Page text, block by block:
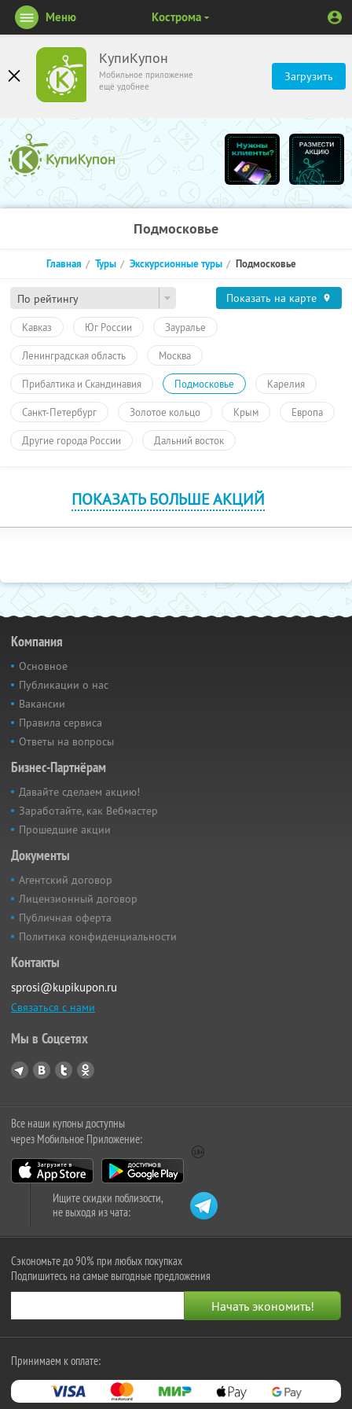
КупиКупон
Мобильное приложение
ещё удобнее
Загрузить
Меню Кострома
Подмосковье
По рейтингу
Главная Туры Экскурсионные туры Подмосковье
Показать на карте
Кавказ Юг России Зауралье
Ленинградская область Москва
Прибалтика и Скандинавия Подмосковье Карелия
Санкт-Петербург Золотое кольцо Крым Европа
Другие города России Дальний восток
ПОКАЗАТЬ БОЛЬШЕ АКЦИЙ
Компания
Основное
Публикации о нас
Вакансии
Правила сервиса
Ответы на вопросы
Бизнес-Партнёрам
Давайте сделаем акцию!
Заработайте, как Вебмастер
Прошедшие акции
Документы
Агентский договор
Лицензионный договор
Публичная оферта
Политика конфиденциальности
Контакты
sprosi@kupikupon.ru
Связаться с нами
Мы в Соцсетях
Все наши купоны доступны
через Мобильное Приложение:
Ищите скидки поблизости,
не выходя из чата:
Сэкономьте до 90% при любых покупках
Подпишитесь на самые выгодные предложения
Принимаем к оплате: